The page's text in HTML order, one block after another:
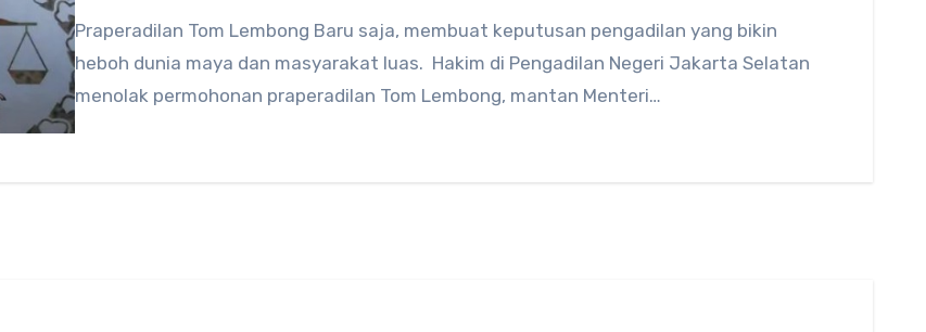
Comments
Praperadilan Tom Lembong Baru saja, membuat keputusan pengadilan yang bikin
heboh dunia maya dan masyarakat luas. ​ Hakim di Pengadilan Negeri Jakarta Selatan
menolak permohonan praperadilan Tom Lembong, mantan Menteri…